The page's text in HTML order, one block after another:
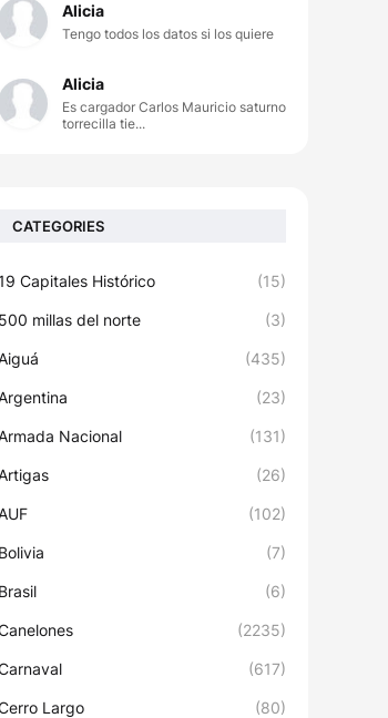
Alicia
Tengo todos los datos si los quiere
Alicia
Es cargador Carlos Mauricio saturno
torrecilla tie...
CATEGORIES
19 Capitales Histórico (15)
500 millas del norte (3)
(435)
(23)
Nacional (131)
(26)
(102)
Bolivia (7)
Brasil (6)
(2235)
(617)
Largo (80)